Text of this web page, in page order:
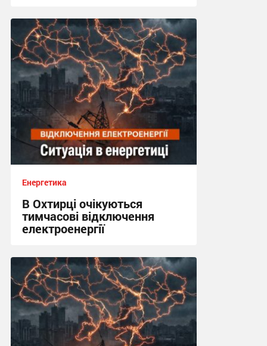
20:14, 28.07.2026
Енергетика
В Охтирці очікуються
тимчасові відключення
електроенергії
15:04, 25.07.2026